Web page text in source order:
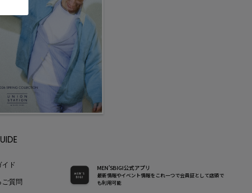
ド
ご質問
MEN’SBIGI公式アプリ
最新情報やイベント情報をこれ一つで会員証として店頭で
も利用可能